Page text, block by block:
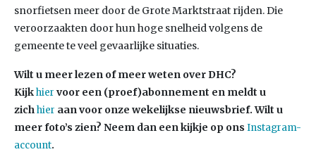
snorfietsen meer door de Grote Marktstraat rijden. Die
veroorzaakten door hun hoge snelheid volgens de
gemeente te veel gevaarlijke situaties.
Wilt u meer lezen of meer weten over DHC?
Kijkhier voor een (proef)abonnement en meldt u
zichhier aan voor onze wekelijkse nieuwsbrief. Wilt u
meer foto’s zien? Neem dan een kijkje op ons Instagram-
account.